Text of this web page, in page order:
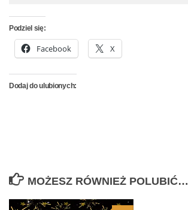
Podziel się:
Facebook X
Dodaj do ulubionych:
MOŻESZ RÓWNIEŻ POLUBIĆ…